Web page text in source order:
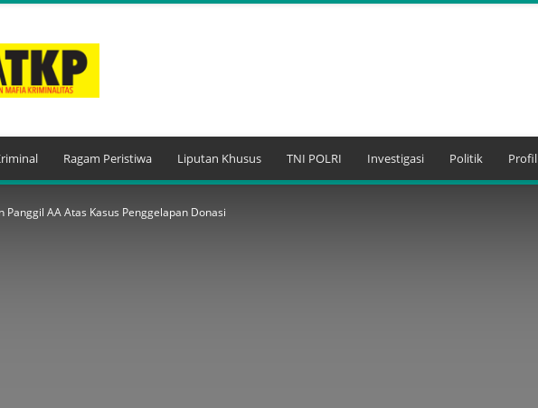
Ragam Peristiwa Liputan Khusus TNI POLRI Investigasi Politik Profil
Panggil AA Atas Kasus Penggelapan Donasi